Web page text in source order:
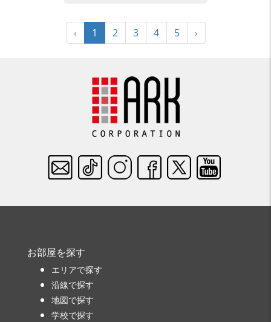
‹ 1 2 3 4 5 ›
お部屋を探す
エリアで探す
沿線で探す
地図で探す
学校で探す